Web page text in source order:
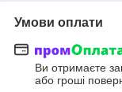
Умови оплати
Ви отримаєте
або гроші